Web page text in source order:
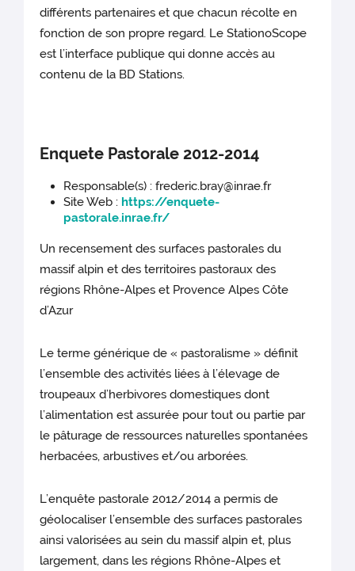
différents partenaires et que chacun récolte en
fonction de son propre regard. Le StationoScope
est l’interface publique qui donne accès au
contenu de la BD Stations.
Enquete Pastorale 2012-2014
Responsable(s) : frederic.bray@inrae.fr
Site Web : https://enquete-
pastorale.inrae.fr/
Un recensement des surfaces pastorales du
massif alpin et des territoires pastoraux des
régions Rhône-Alpes et Provence Alpes Côte
d’Azur
Le terme générique de « pastoralisme » définit
l’ensemble des activités liées à l’élevage de
troupeaux d’herbivores domestiques dont
l’alimentation est assurée pour tout ou partie par
le pâturage de ressources naturelles spontanées
herbacées, arbustives et/ou arborées.
L’enquête pastorale 2012/2014 a permis de
géolocaliser l’ensemble des surfaces pastorales
ainsi valorisées au sein du massif alpin et, plus
largement, dans les régions Rhône-Alpes et